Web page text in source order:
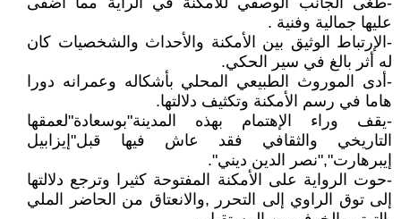
عليها جمالية وفنية .
-الإرتباط الوثيق بين الأمكنة والأحداث والشخصيات كان
له أثر بالغ في سير الحكي.
-أدى الموروث الطبيعي المحلي بأشكاله وعمرانه دورا
هاما في رسم الأمكنة وتكثيف دلالتها.
-يقف وراء الإهتمام بهذه المدينة"بوسعادة"لعمقها
التاريخي والثقافي فقد عاش فيها قبل"إيزابيل
إيبرهارت","نصر الدين ديني".
-حوت الرواية على الأمكنة المفتوحة كثيرا وترجع دلالتها
إلى توق الراوي إلى التحرر ,والانعتاق من الحاضر الملي